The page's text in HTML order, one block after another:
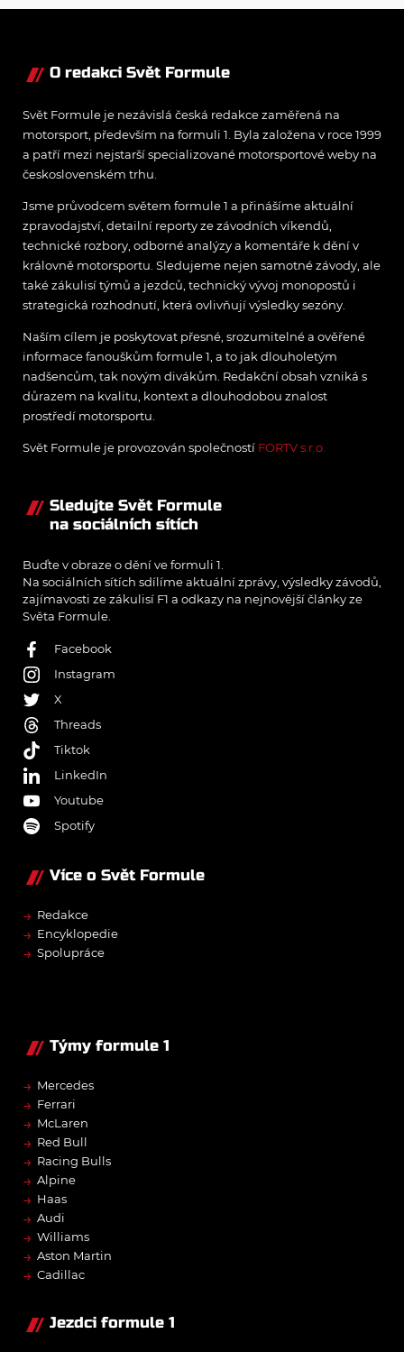
syna: Brazilec
O redakci Svět Formule
Svět Formule je nezávislá česká redakce zaměřená na
motorsport, především na formuli 1. Byla založena v roce 1999
a patří mezi nejstarší specializované motorsportové weby na
československém trhu.
Jsme průvodcem světem formule 1 a přinášíme aktuální
zpravodajství, detailní reporty ze závodních víkendů,
technické rozbory, odborné analýzy a komentáře k dění v
královně motorsportu. Sledujeme nejen samotné závody, ale
také zákulisí týmů a jezdců, technický vývoj monopostů i
strategická rozhodnutí, která ovlivňují výsledky sezóny.
Naším cílem je poskytovat přesné, srozumitelné a ověřené
informace fanouškům formule 1, a to jak dlouholetým
nadšencům, tak novým divákům. Redakční obsah vzniká s
důrazem na kvalitu, kontext a dlouhodobou znalost
prostředí motorsportu.
Svět Formule je provozován společností FORTV s.r.o.
Sledujte Svět Formule
na sociálních sítích
Buďte v obraze o dění ve formuli 1.
Na sociálních sítích sdílíme aktuální zprávy, výsledky závodů,
zajímavosti ze zákulisí F1 a odkazy na nejnovější články ze
Světa Formule.
Facebook
Instagram
X
Threads
Tiktok
LinkedIn
Youtube
Spotify
Více o Svět Formule
→ Redakce
→ Encyklopedie
→ Spolupráce
Týmy formule 1
→ Mercedes
→ Ferrari
→ McLaren
→ Red Bull
→ Racing Bulls
→ Alpine
→ Haas
→ Audi
→ Williams
→ Aston Martin
→ Cadillac
Jezdci formule 1